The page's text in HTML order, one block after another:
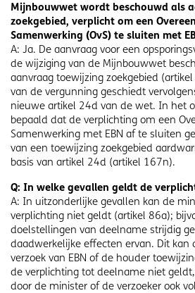
Mijnbouwwet wordt beschouwd als
zoekgebied, verplicht om een
Samenwerking (OvS) te sluiten met
A: Ja. De aanvraag voor een
de wijziging van de Mijnbouwwet
aanvraag toewijzing zoekgebied
van de vergunning geschiedt
nieuwe artikel 24d van de wet. In het
bepaald dat de verplichting om een
Samenwerking met EBN af te sluiten
van een toewijzing zoekgebied
basis van artikel 24d (artikel 167n).
Q: In welke gevallen geldt de
A: In uitzonderlijke gevallen kan de
verplichting niet geldt (artikel 86a);
doelstellingen van deelname strijdig
daadwerkelijke effecten ervan. Dit kan
verzoek van EBN of de houder
de verplichting tot deelname niet
door de minister of de verzoeker ook